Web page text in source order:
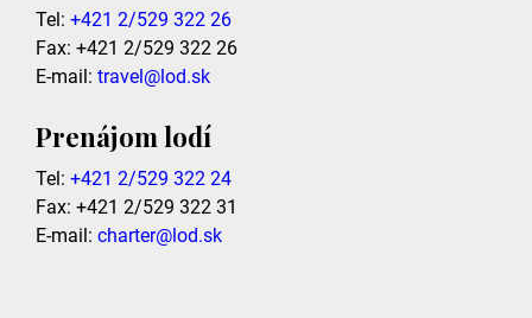
Tel: +421 2/529 322 26
Fax: +421 2/529 322 26
E-mail: travel@lod.sk
Prenájom lodí
Tel: +421 2/529 322 24
Fax: +421 2/529 322 31
E-mail: charter@lod.sk